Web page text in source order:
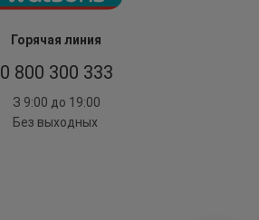
Горячая линия
0 800 300 333
З 9:00 до 19:00
Без выходных